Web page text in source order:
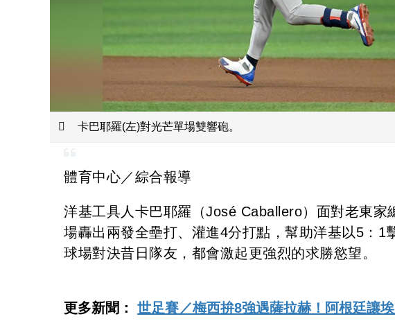
卡巴耶羅(左)對光芒單場雙響砲。
體育中心／綜合報導
洋基工具人卡巴耶羅（José Caballero）面對老東
場轟出兩發全壘打、灌進4分打點，幫助洋基以5：1
球場對決昔日隊友，都會激起更強烈的求勝慾望。
更多新聞： 世足賽／梅西拚8強遇薩拉赫！阿根廷讓